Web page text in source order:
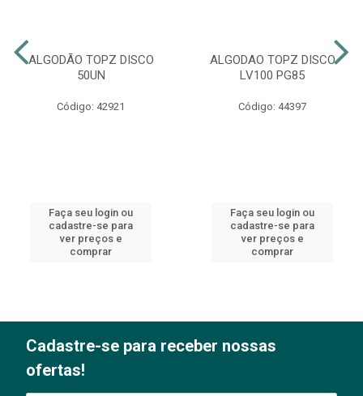
ALGODÃO TOPZ DISCO
50UN
Código: 42921
Faça seu login ou
cadastre-se para
ver preços e
comprar
ALGODAO TOPZ DISCO
LV100 PG85
Código: 44397
Faça seu login ou
cadastre-se para
ver preços e
comprar
Cadastre-se para receber nossas
ofertas!